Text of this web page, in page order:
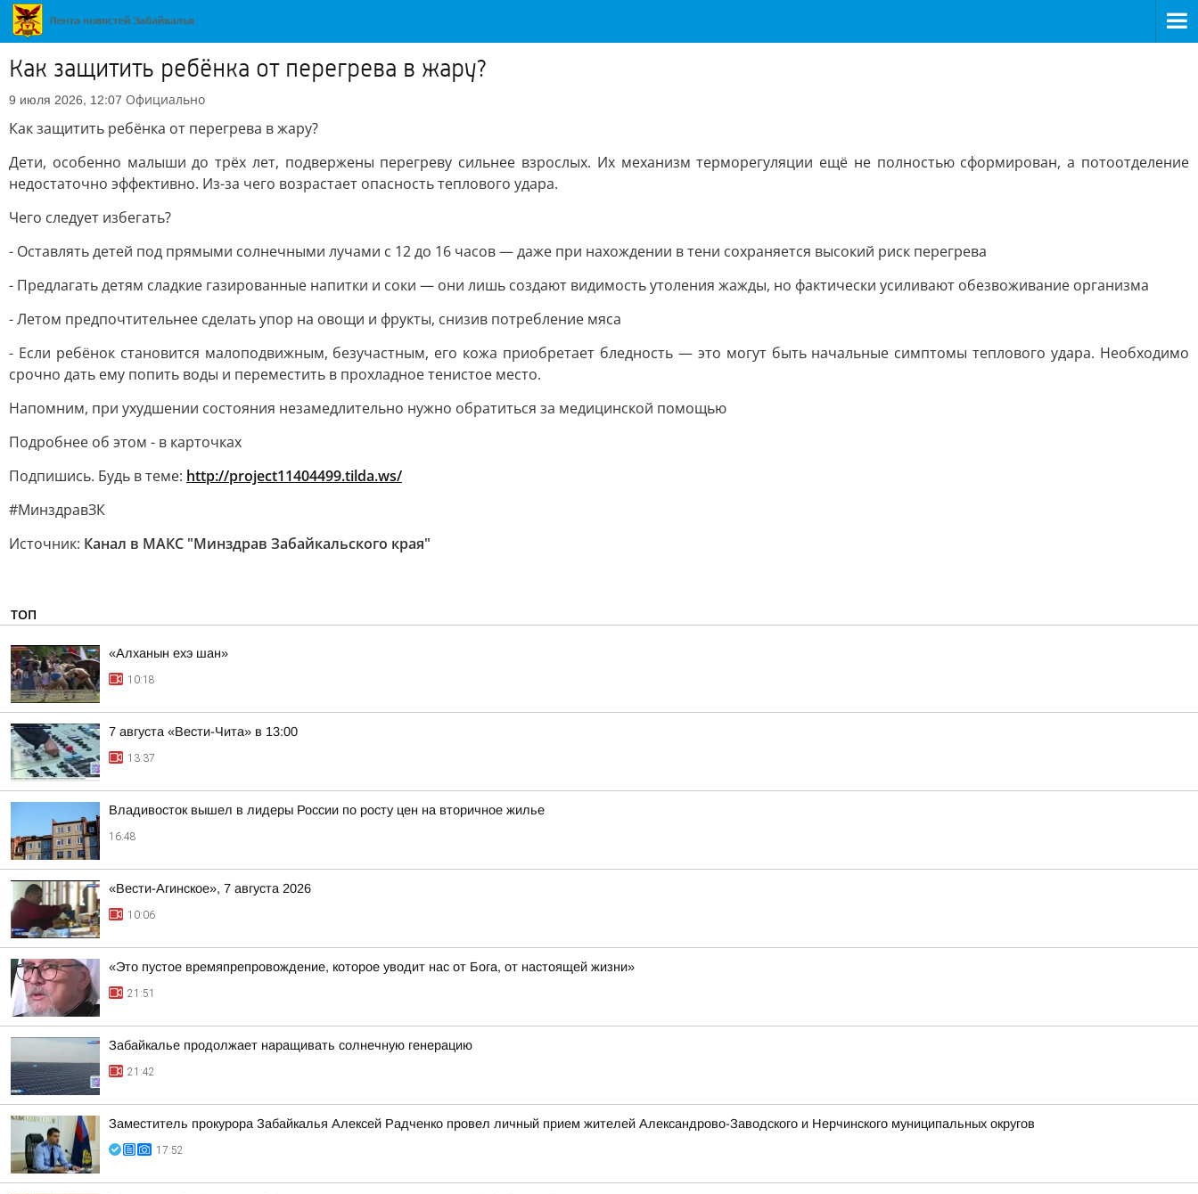
Как защитить ребёнка от перегрева в жару?
9 июля 2026, 12:07 Официально
Как защитить ребёнка от перегрева в жару?
Дети, особенно малыши до трёх лет, подвержены перегреву сильнее взрослых. Их механизм терморегуляции ещё не полностью сформирован, а потоотделение
недостаточно эффективно. Из-за чего возрастает опасность теплового удара.
Чего следует избегать?
- Оставлять детей под прямыми солнечными лучами с 12 до 16 часов — даже при нахождении в тени сохраняется высокий риск перегрева
- Предлагать детям сладкие газированные напитки и соки — они лишь создают видимость утоления жажды, но фактически усиливают обезвоживание организма
- Летом предпочтительнее сделать упор на овощи и фрукты, снизив потребление мяса
- Если ребёнок становится малоподвижным, безучастным, его кожа приобретает бледность — это могут быть начальные симптомы теплового удара. Необходимо
срочно дать ему попить воды и переместить в прохладное тенистое место.
Напомним, при ухудшении состояния незамедлительно нужно обратиться за медицинской помощью
Подробнее об этом - в карточках
Подпишись. Будь в теме: http://project11404499.tilda.ws/
#МинздравЗК
Источник: Канал в МАКС "Минздрав Забайкальского края"
ТОП
«Алханын ехэ шан»
10:18
7 августа «Вести-Чита» в 13:00
13:37
Владивосток вышел в лидеры России по росту цен на вторичное жилье
16:48
«Вести-Агинское», 7 августа 2026
10:06
«Это пустое времяпрепровождение, которое уводит нас от Бога, от настоящей жизни»
21:51
Забайкалье продолжает наращивать солнечную генерацию
21:42
Заместитель прокурора Забайкалья Алексей Радченко провел личный прием жителей Александрово-Заводского и Нерчинского муниципальных округов
17:52